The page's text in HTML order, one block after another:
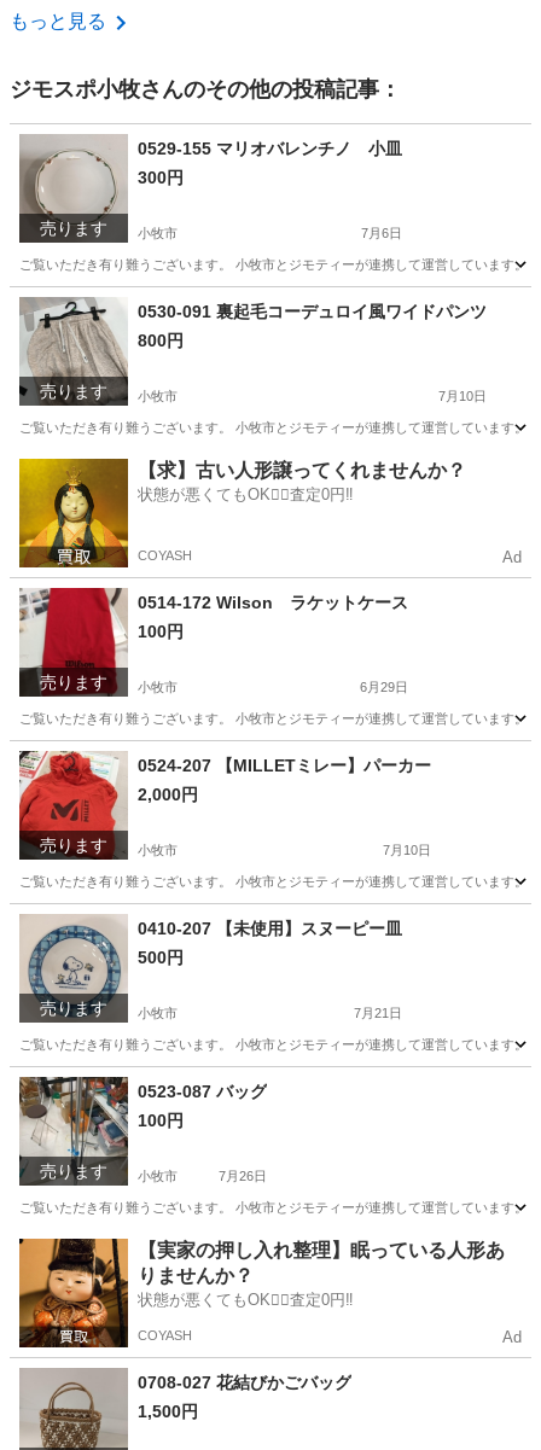
愛知 安城市
もっと見る
ジモスポ小牧さんのその他の投稿記事：
売ります
0529-155 マリオバレンチノ 小皿
300円
小牧市 7月6日
ご覧いただき有り難うございます。 小牧市とジモティーが連携して運営していま
愛知 小牧市 リユース
売ります
0530-091 裏起毛コーデュロイ風ワイドパンツ
800円
小牧市 7月10日
ご覧いただき有り難うございます。 小牧市とジモティーが連携して運営していま
パンツ リユース
【求】古い人形譲ってくれませんか？
状態が悪くてもOK🙆‍♀️査定0円‼️
COYASH Ad
売ります
0514-172 Wilson ラケットケース
100円
小牧市 6月29日
ご覧いただき有り難うございます。 小牧市とジモティーが連携して運営していま
愛知 小牧市
売ります
0524-207 【MILLETミレー】パーカー
2,000円
小牧市 7月10日
ご覧いただき有り難うございます。 小牧市とジモティーが連携して運営していま
愛知 小牧市 リユース
売ります
0410-207 【未使用】スヌーピー皿
500円
小牧市 7月21日
ご覧いただき有り難うございます。 小牧市とジモティーが連携して運営していま
愛知 小牧市 リユース
売ります
0523-087 バッグ
100円
小牧市 7月26日
ご覧いただき有り難うございます。 小牧市とジモティーが連携して運営していま
愛知 小牧市 バッグ リユース
【実家の押し入れ整理】眠っている人形あ
りませんか？
状態が悪くてもOK🙆‍♀️査定0円‼️
COYASH Ad
0708-027 花結びかごバッグ
1,500円